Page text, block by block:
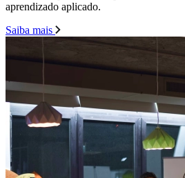
aprendizado aplicado.
Saiba mais